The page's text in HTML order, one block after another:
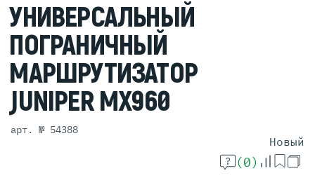
УНИВЕРСАЛЬНЫЙ
ПОГРАНИЧНЫЙ
МАРШРУТИЗАТОР
JUNIPER MX960
арт. № 54388
Новый
(0)